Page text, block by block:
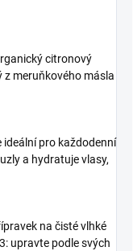
citronový
meruňkového másla
ideální pro každodenní
a hydratuje vlasy,
na čisté vlhké
upravte podle svých